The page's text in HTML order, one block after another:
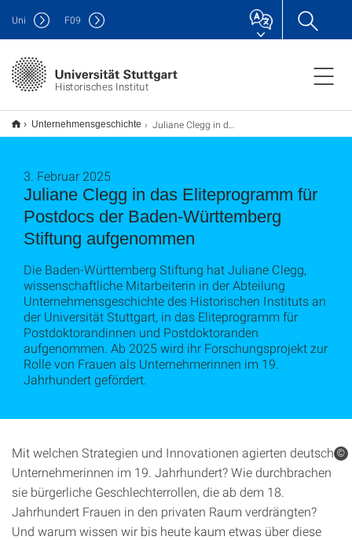
Historisches Institut
Uni F09
Unternehmensgeschichte Juliane Clegg in das Eliteprogramm für Postdocs der Baden-Württemberg Stiftung aufgenommen
Juliane Clegg in das Eliteprogramm für
Postdocs der Baden-Württemberg
Stiftung aufgenommen
3. Februar 2025
Die Baden-Württemberg Stiftung hat Juliane Clegg,
wissenschaftliche Mitarbeiterin in der Abteilung
Unternehmensgeschichte des Historischen Instituts an
der Universität Stuttgart, in das Eliteprogramm für
Postdoktorandinnen und Postdoktoranden
aufgenommen. Ab 2025 wird ihr Forschungsprojekt zur
Rolle von Frauen als Unternehmerinnen im 19.
Jahrhundert gefördert.
Mit welchen Strategien und Innovationen agierten deutsche
Unternehmerinnen im 19. Jahrhundert? Wie durchbrachen
sie bürgerliche Geschlechterrollen, die ab dem 18.
Jahrhundert Frauen in den privaten Raum verdrängten?
Und warum wissen wir bis heute kaum etwas über diese
©